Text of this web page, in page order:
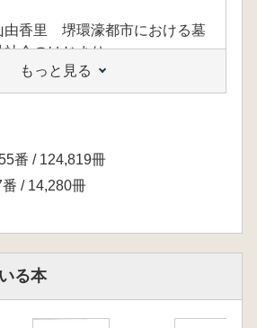
由香里 堺環濠都市における墓
会のはじまり
徳広 石見銀山遺跡の墓石
における農村の墓地調査 奈
寺墓地の調査から
山王神猿像の系譜
会 三重県津市白山町の谷田石
之・上床真・森山由香里・藤
の中世石造物
もっと見る
番 / 124,819冊
/ 14,280冊
る本